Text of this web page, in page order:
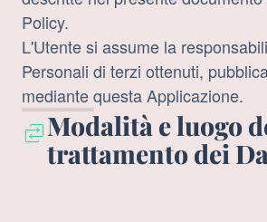
Policy.
L'Utente si assume la
Personali di terzi ottenuti,
mediante questa Applicazione.
Modalità e luogo
trattamento dei